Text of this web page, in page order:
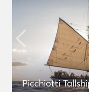
Picchiotti